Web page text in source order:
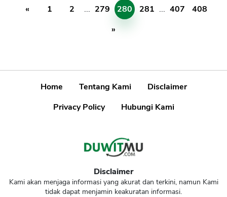
« 1 2 ... 279 280 281 ... 407
408
»
Home Tentang Kami
Disclaimer
Privacy Policy
Hubungi Kami
Disclaimer
Kami akan menjaga informasi yang akurat dan terkini, namun Kami
tidak dapat menjamin keakuratan informasi.